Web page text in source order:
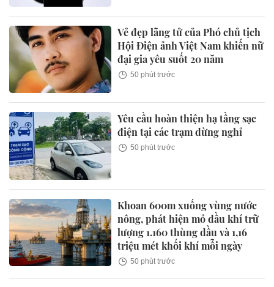
Vẻ đẹp lãng tử của Phó chủ tịch
Hội Điện ảnh Việt Nam khiến nữ
đại gia yêu suốt 20 năm
50 phút trước
Yêu cầu hoàn thiện hạ tầng sạc
điện tại các trạm dừng nghỉ
50 phút trước
Khoan 600m xuống vùng nước
nông, phát hiện mỏ dầu khí trữ
lượng 1.160 thùng dầu và 1,16
triệu mét khối khí mỗi ngày
50 phút trước